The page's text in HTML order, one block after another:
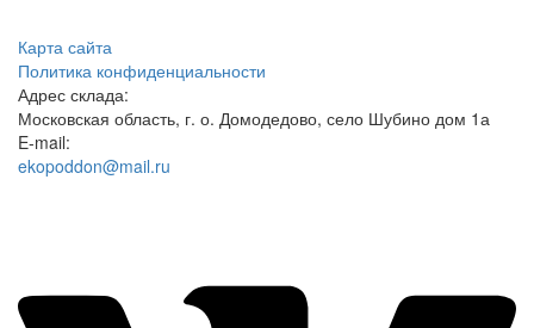
Карта сайта
Политика конфиденциальности
Адрес склада:
Московская область, г. о. Домодедово, село Шубино дом 1а
E-mail:
ekopoddon@mail.ru